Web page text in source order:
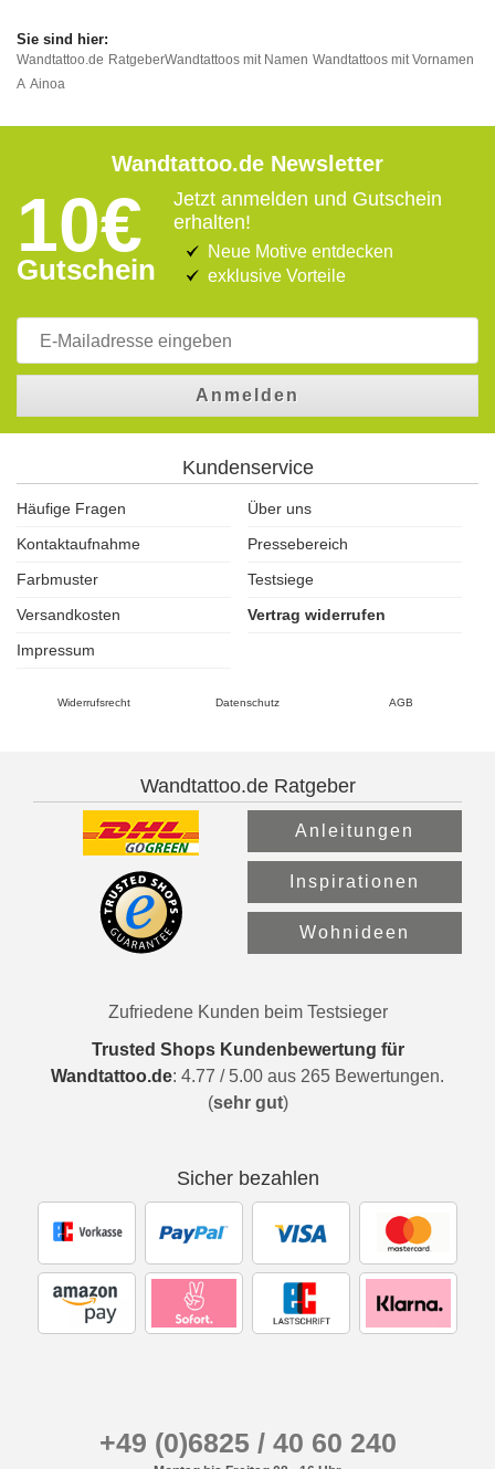
Wandtattoo.de RatgeberWandtattoos mit Namen Wandtattoos mit Vornamen
A Ainoa
Wandtattoo.de Newsletter
10€
Gutschein
Jetzt anmelden und Gutschein
erhalten!
Neue Motive entdecken
exklusive Vorteile
Anmelden
Kundenservice
Häufige Fragen
Über uns
Kontaktaufnahme
Pressebereich
Farbmuster
Testsiege
Versandkosten
Vertrag widerrufen
Impressum
Widerrufsrecht Datenschutz AGB
Wandtattoo.de Ratgeber
Anleitungen
Inspirationen
Wohnideen
Zufriedene Kunden beim Testsieger
Trusted Shops Kundenbewertung für
Wandtattoo.de: 4.77 / 5.00 aus 265 Bewertungen.
(sehr gut)
Sicher bezahlen
+49 (0)6825 / 40 60 240